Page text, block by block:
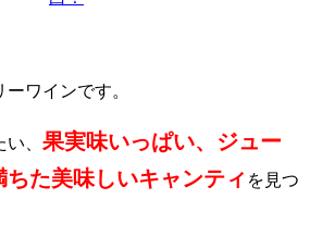
ワインです。
、 果実味いっぱい、ジュー
た美味しいキャンティ を見つ